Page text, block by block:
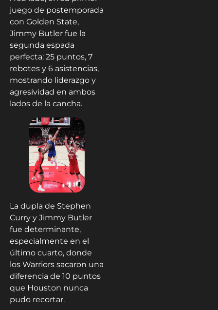
juego de postemporada
con Golden State,
Jimmy Butler fue la
segunda espada
perfecta: 25 puntos, 7
rebotes y 6 asistencias,
mostrando liderazgo y
agresividad en ambos
lados de la cancha.
La dupla de Stephen
Curry y Jimmy Butler
fue determinante,
especialmente en el
último cuarto, donde
los Warriors sacaron una
diferencia de 10 puntos
que Houston nunca
pudo recortar.